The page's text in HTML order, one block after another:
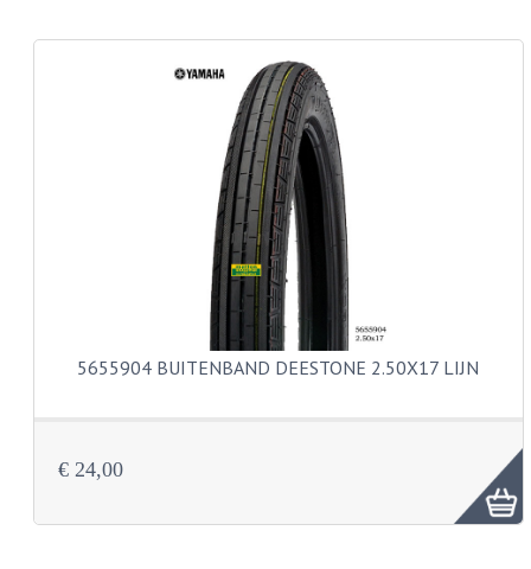
ASSEN EN BUSSEN
BUITENBANDEN
REMDELEN
VELGEN EN SPAKEN
ALUMINIUM VELGEN
CHROMEN VELGEN
SPAKEN
STUUR EN BEDIENING
5655904 BUITENBAND DEESTONE 2.50X17 LIJN
€ 24,00